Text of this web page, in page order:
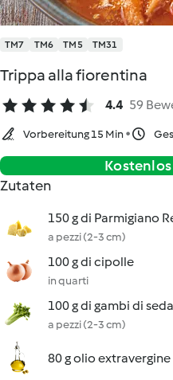
TM7 TM6 TM5 TM31
Trippa alla fiorentina
4.4 59
Vorbereitung 15 Min
Zutaten
150 g di Parmigiano
a pezzi (2-3 cm)
100 g di cipolle
in quarti
100 g di gambi di
a pezzi (2-3 cm)
80 g olio